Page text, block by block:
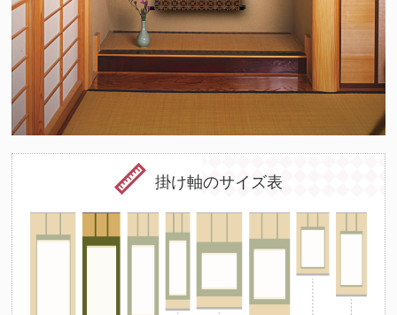
掛け軸のサイズ表